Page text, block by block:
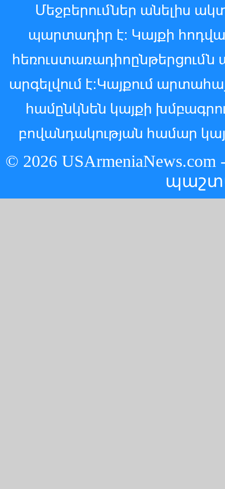
Մեջբերումներ անելիս
պարտադիր է: Կայքի
հեռուստառադիոընթերցումն
արգելվում է:Կայքում
համընկնեն կայքի
բովանդակության համար
© 2026